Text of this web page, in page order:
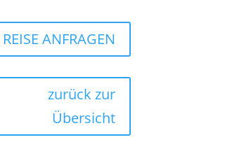
REISE ANFRAGEN
zurück zur
Übersicht